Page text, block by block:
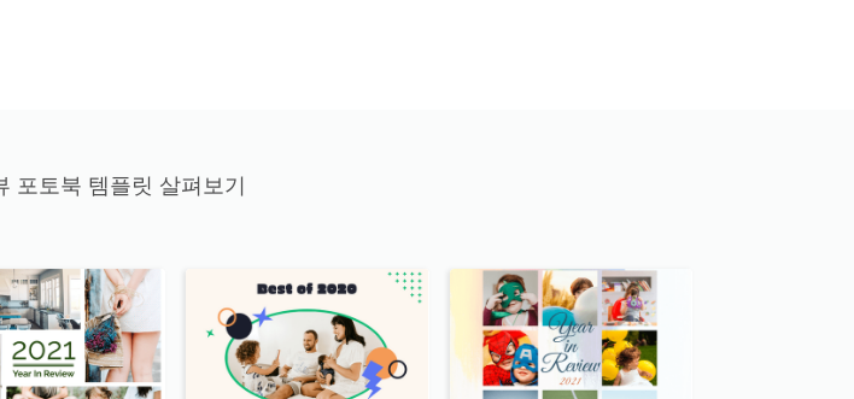
포토북 템플릿 살펴보기